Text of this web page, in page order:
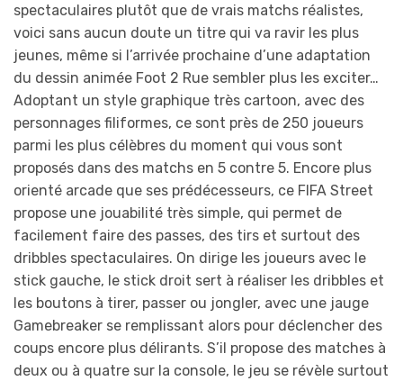
spectaculaires plutôt que de vrais matchs réalistes,
voici sans aucun doute un titre qui va ravir les plus
jeunes, même si l’arrivée prochaine d’une adaptation
du dessin animée Foot 2 Rue sembler plus les exciter…
Adoptant un style graphique très cartoon, avec des
personnages filiformes, ce sont près de 250 joueurs
parmi les plus célèbres du moment qui vous sont
proposés dans des matchs en 5 contre 5. Encore plus
orienté arcade que ses prédécesseurs, ce FIFA Street
propose une jouabilité très simple, qui permet de
facilement faire des passes, des tirs et surtout des
dribbles spectaculaires. On dirige les joueurs avec le
stick gauche, le stick droit sert à réaliser les dribbles et
les boutons à tirer, passer ou jongler, avec une jauge
Gamebreaker se remplissant alors pour déclencher des
coups encore plus délirants. S’il propose des matches à
deux ou à quatre sur la console, le jeu se révèle surtout